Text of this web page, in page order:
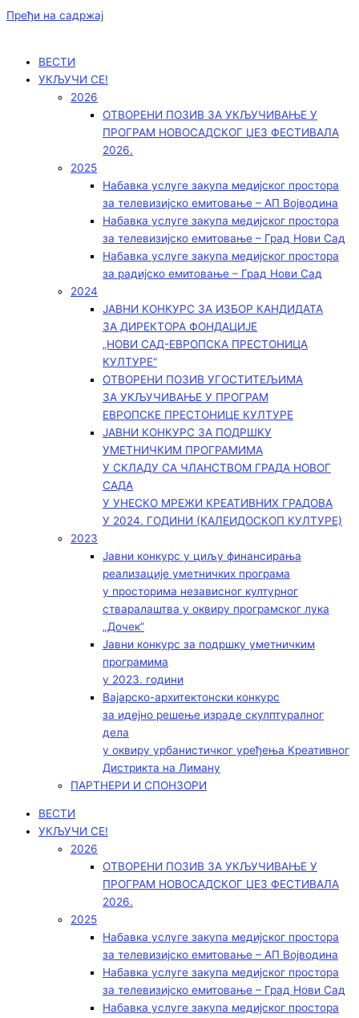
Пређи на садржај
ВЕСТИ
УКЉУЧИ СЕ!
2026
ОТВОРЕНИ ПОЗИВ ЗА УКЉУЧИВАЊЕ У
ПРОГРАМ НОВОСАДСКОГ ЏЕЗ ФЕСТИВАЛА
2026.
2025
Набавка услуге закупа медијског простора
за телевизијско емитовање – АП Војводинa
Набавка услуге закупа медијског простора
за телевизијско емитовање – Град Нови Сад
Набавка услуге закупа медијског простора
за радијско емитовање – Град Нови Сад
2024
ЈАВНИ КОНКУРС ЗА ИЗБОР КАНДИДАТА
ЗА ДИРЕКТОРА ФОНДАЦИЈЕ
„НОВИ САД-ЕВРОПСКА ПРЕСТОНИЦА
КУЛТУРЕ“
ОТВОРЕНИ ПОЗИВ УГОСТИТЕЉИМА
ЗА УКЉУЧИВАЊЕ У ПРОГРАМ
ЕВРОПСКЕ ПРЕСТОНИЦЕ КУЛТУРЕ
ЈАВНИ КОНКУРС ЗА ПОДРШКУ
УМЕТНИЧКИМ ПРОГРАМИМА
У СКЛАДУ СА ЧЛАНСТВОМ ГРАДА НОВОГ
САДА
У УНЕСКО МРЕЖИ КРЕАТИВНИХ ГРАДОВА
У 2024. ГОДИНИ (КАЛЕИДОСКОП КУЛТУРЕ)
2023
Јавни конкурс у циљу финансирања
реализације уметничких програма
у просторима независног културног
стваралаштва у оквиру програмског лука
„Дочек”
Јавни конкурс за подршку уметничким
програмима
у 2023. години
Вајарско-архитектонски конкурс
за идејно решење израде скулптуралног
дела
у оквиру урбанистичког уређења Креативног
Дистрикта на Лиману
ПАРТНЕРИ И СПОНЗОРИ
ВЕСТИ
УКЉУЧИ СЕ!
2026
ОТВОРЕНИ ПОЗИВ ЗА УКЉУЧИВАЊЕ У
ПРОГРАМ НОВОСАДСКОГ ЏЕЗ ФЕСТИВАЛА
2026.
2025
Набавка услуге закупа медијског простора
за телевизијско емитовање – АП Војводинa
Набавка услуге закупа медијског простора
за телевизијско емитовање – Град Нови Сад
Набавка услуге закупа медијског простора